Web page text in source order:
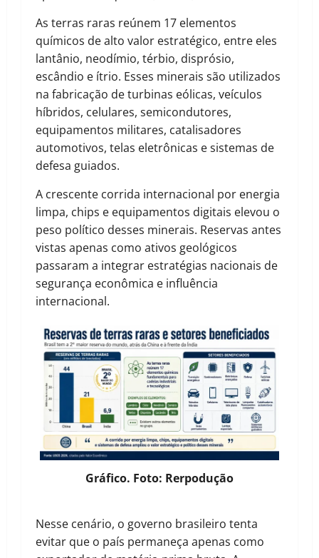
As terras raras reúnem 17 elementos
químicos de alto valor estratégico, entre eles
lantânio, neodímio, térbio, disprósio,
escândio e ítrio. Esses minerais são utilizados
na fabricação de turbinas eólicas, veículos
híbridos, celulares, semicondutores,
equipamentos militares, catalisadores
automotivos, telas eletrônicas e sistemas de
defesa guiados.
A crescente corrida internacional por energia
limpa, chips e equipamentos digitais elevou o
peso político desses minerais. Reservas antes
vistas apenas como ativos geológicos
passaram a integrar estratégias nacionais de
segurança econômica e influência
internacional.
Gráfico. Foto: Rerpodução
Nesse cenário, o governo brasileiro tenta
evitar que o país permaneça apenas como